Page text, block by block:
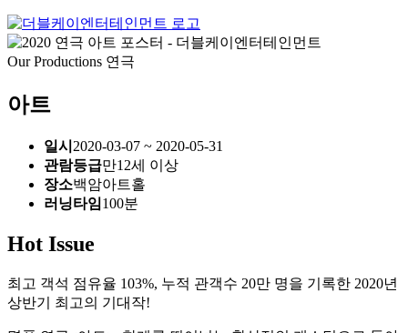
Our Productions 연극
아트
일시 2020-03-07 ~ 2020-05-31
관람등급만12세 이상
장소백암아트홀
러닝타임100분
Hot Issue
최고 객석 점유율 103%, 누적 관객수 20만 명을 기록한 2020년
상반기 최고의 기대작!